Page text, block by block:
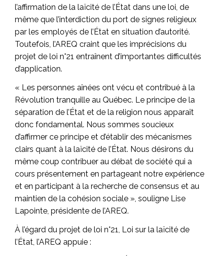
l’affirmation de la laïcité de l’État dans une loi, de
même que l’interdiction du port de signes religieux
par les employés de l’État en situation d’autorité.
Toutefois, l’AREQ craint que les imprécisions du
projet de loi n°21 entraînent d’importantes difficultés
d’application.
« Les personnes aînées ont vécu et contribué à la
Révolution tranquille au Québec. Le principe de la
séparation de l’État et de la religion nous apparaît
donc fondamental. Nous sommes soucieux
d’affirmer ce principe et d’établir des mécanismes
clairs quant à la laïcité de l’État. Nous désirons du
même coup contribuer au débat de société qui a
cours présentement en partageant notre expérience
et en participant à la recherche de consensus et au
maintien de la cohésion sociale », souligne Lise
Lapointe, présidente de l’AREQ.
À l’égard du projet de loi n°21, Loi sur la laïcité de
l’État, l’AREQ appuie :